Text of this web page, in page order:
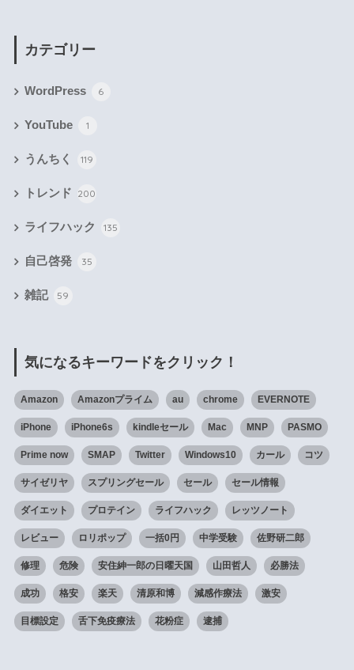
カテゴリー
WordPress 6
YouTube 1
うんちく 119
トレンド 200
ライフハック 135
自己啓発 35
雑記 59
気になるキーワードをクリック！
Amazon Amazonプライム au chrome EVERNOTE
iPhone iPhone6s kindleセール Mac MNP PASMO
Prime now SMAP Twitter Windows10 カール コツ
サイゼリヤ スプリングセール セール セール情報
ダイエット プロテイン ライフハック レッツノート
レビュー ロリポップ 一括0円 中学受験 佐野研二郎
修理 危険 安住紳一郎の日曜天国 山田哲人 必勝法
成功 格安 楽天 清原和博 減感作療法 激安
目標設定 舌下免疫療法 花粉症 逮捕